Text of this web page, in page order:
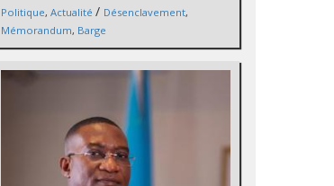
Politique, Actualité / Désenclavement,
Mémorandum, Barge